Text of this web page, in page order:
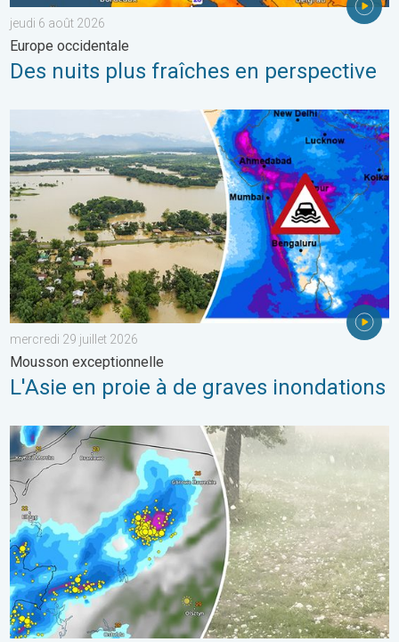
jeudi 6 août 2026
Europe occidentale
Des nuits plus fraîches en perspective
L'Asie en proie à de graves inondations. Mousson
mercredi 29 juillet 2026
Mousson exceptionnelle
L'Asie en proie à de graves inondations
Orage de grêle gigantesque en Pologne. Fortes intempéries.